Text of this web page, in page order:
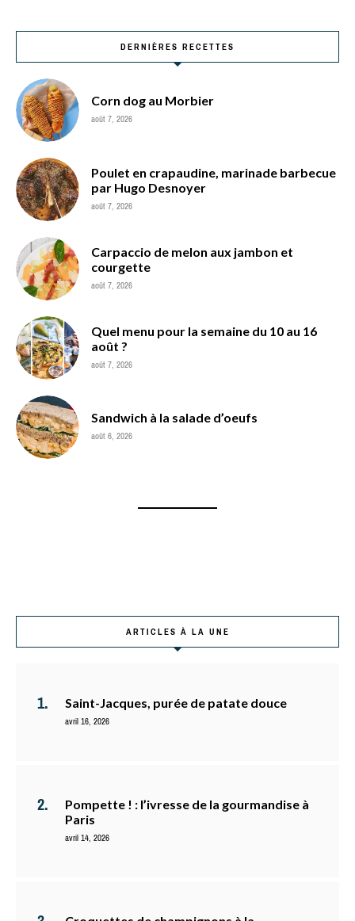
DERNIÈRES RECETTES
Corn dog au Morbier
août 7, 2026
Poulet en crapaudine, marinade barbecue
par Hugo Desnoyer
août 7, 2026
Carpaccio de melon aux jambon et
courgette
août 7, 2026
Quel menu pour la semaine du 10 au 16
août ?
août 7, 2026
Sandwich à la salade d’oeufs
août 6, 2026
ARTICLES À LA UNE
Saint-Jacques, purée de patate douce
avril 16, 2026
Pompette ! : l’ivresse de la gourmandise à
Paris
avril 14, 2026